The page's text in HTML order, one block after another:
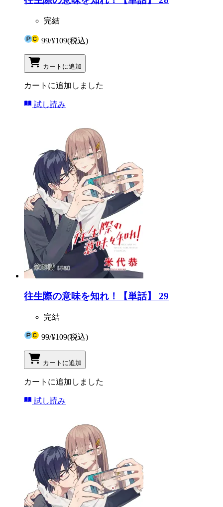
完結
99/¥109(税込)
カートに追加
カートに追加しました
試し読み
往生際の意味を知れ！【単話】 29
完結
99/¥109(税込)
カートに追加
カートに追加しました
試し読み